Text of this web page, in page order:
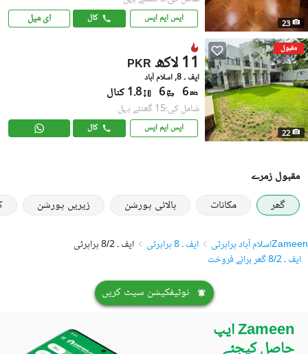
23 ایس ایم ایس کال ای میل
مقبول
22
PKR 11 لاکھ
ایف ۔ 8, اسلام آباد
6
6 1.8 کنال
شامل کی:15 گھنٹے پہل
ایس ایم ایس کال
مقبول زمرے
گھر
مکانات بالائی پورشن زیریں پورشن
Zameenاسلام آباد پراپرٹی ایف ۔ 8 پراپرٹی
ایف ۔ 8/2 پراپرٹی
ایف ۔ 8/2 گھر برائے فروخت
نوٹیفکیشن سیٹ کریں
Zameen ایپ